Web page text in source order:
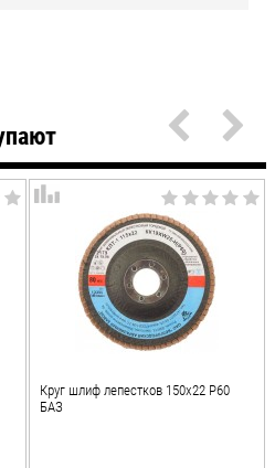
Круг шлиф лепестков 150х22 Р60
БАЗ